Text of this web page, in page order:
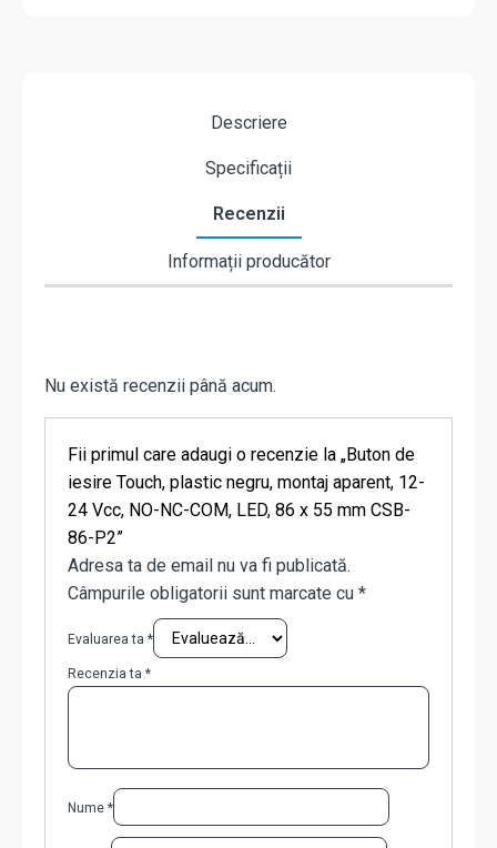
Descriere
Specificații
Recenzii
Informații producător
Nu există recenzii până acum.
Fii primul care adaugi o recenzie la „Buton de
iesire Touch, plastic negru, montaj aparent, 12-
24 Vcc, NO-NC-COM, LED, 86 x 55 mm CSB-
86-P2”
Adresa ta de email nu va fi publicată.
Câmpurile obligatorii sunt marcate cu *
Evaluarea ta *
Recenzia ta *
Nume *